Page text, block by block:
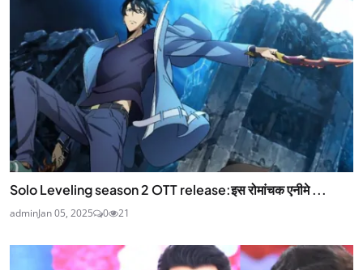
Solo Leveling season 2 OTT release:इस रोमांचक एनीमे ...
adminJan 05, 2025 0 21